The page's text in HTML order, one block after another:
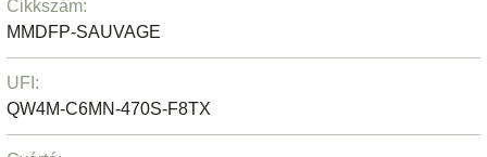
Cikkszám:
MMDFP-SAUVAGE
UFI:
QW4M-C6MN-470S-F8TX